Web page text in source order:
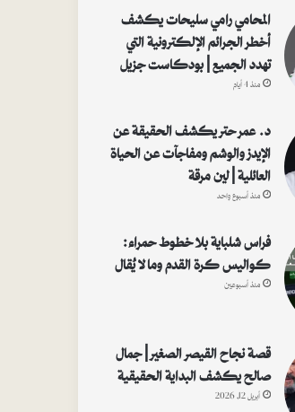
المحامي رامي سليحات يكشف
أخطر الجرائم الإلكترونية التي
تهدد الجميع | بودكاست جزيل
منذ 4 أيام
د. عمر حتر يكشف الحقيقة عن
الإيدز والوشم ومفاجآت عن الحياة
العائلية | لين مرقة
منذ أسبوع واحد
فراس شلباية بلا خطوط حمراء:
كواليس كرة القدم وما لا يُقال
منذ أسبوعين
قصة نجاح القيصر الصغير | جمال
صالح يكشف البداية الحقيقية
أبريل 12, 2026